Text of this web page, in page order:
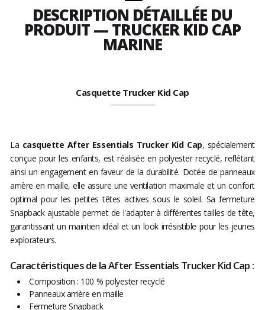
DESCRIPTION DÉTAILLÉE DU
PRODUIT — TRUCKER KID CAP
MARINE
Casquette Trucker Kid Cap
La casquette After Essentials Trucker Kid Cap, spécialement
conçue pour les enfants, est réalisée en polyester recyclé, reflétant
ainsi un engagement en faveur de la durabilité. Dotée de panneaux
arrière en maille, elle assure une ventilation maximale et un confort
optimal pour les petites têtes actives sous le soleil. Sa fermeture
Snapback ajustable permet de l'adapter à différentes tailles de tête,
garantissant un maintien idéal et un look irrésistible pour les jeunes
explorateurs.
Caractéristiques de la After Essentials Trucker Kid Cap :
Composition : 100 % polyester recyclé
Panneaux arrière en maille
Fermeture Snapback